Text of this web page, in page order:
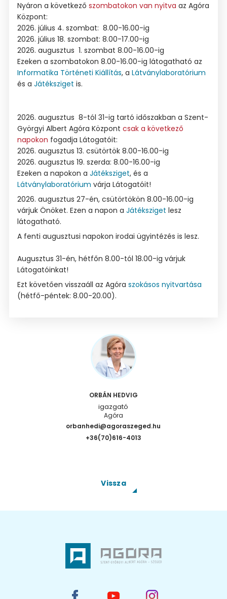
Nyáron a következő szombatokon van nyitva az Agóra
Központ:
2026. július 4. szombat: 8.00-16.00-ig
2026. július 18. szombat: 8.00-17.00-ig
2026. augusztus 1. szombat 8.00-16.00-ig
Ezeken a szombatokon 8.00-16.00-ig látogatható az
Informatika Történeti Kiállítás, a Látványlaboratórium
és a Játéksziget is.
2026. augusztus 8-tól 31-ig tartó időszakban a Szent-
Györgyi Albert Agóra Központ csak a következő
napokon fogadja Látogatóit:
2026. augusztus 13. csütörtök 8.00-16.00-ig
2026. augusztus 19. szerda: 8.00-16.00-ig
Ezeken a napokon a Játéksziget, és a
Látványlaboratórium várja Látogatóit!
2026. augusztus 27-én, csütörtökön 8.00-16.00-ig
várjuk Önöket. Ezen a napon a Játéksziget lesz
látogatható.
A fenti augusztusi napokon irodai ügyintézés is lesz.
Augusztus 31-én, hétfőn 8.00-tól 18.00-ig várjuk
Látogatóinkat!
Ezt követően visszaáll az Agóra szokásos nyitvartása
(hétfő-péntek: 8.00-20.00).
ORBÁN HEDVIG
igazgató
Agóra
orbanhedi@agoraszeged.hu
+36(70)616-4013
Vissza